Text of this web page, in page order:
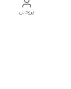
پروفایل